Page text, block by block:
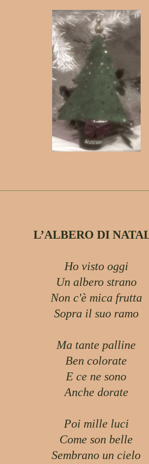
L’ALBERO DI
Ho visto oggi
Un albero strano
Non c'è mica frutta
Sopra il suo ramo
Ma tante palline
Ben colorate
E ce ne sono
Anche dorate
Poi mille luci
Come son belle
Sembrano un cielo